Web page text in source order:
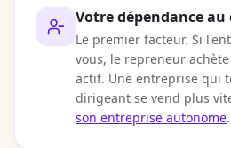
Votre dépendance
Le premier facteur. Si
vous, le repreneur
actif. Une entreprise qui
dirigeant se vend plus
son entreprise autonome.